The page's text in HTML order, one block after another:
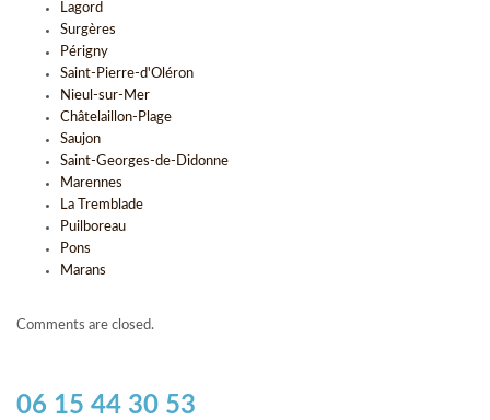
Lagord
Surgères
Périgny
Saint-Pierre-d'Oléron
Nieul-sur-Mer
Châtelaillon-Plage
Saujon
Saint-Georges-de-Didonne
Marennes
La Tremblade
Puilboreau
Pons
Marans
Comments are closed.
06 15 44 30 53